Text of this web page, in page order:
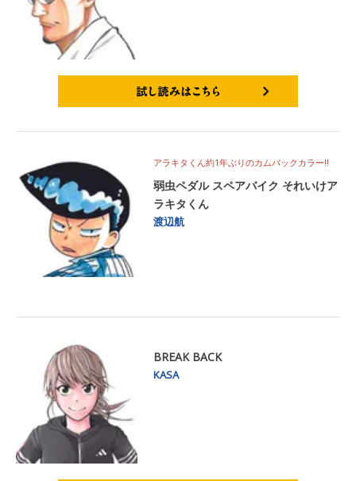
アラキタくん約1年ぶりのカムバックカラー‼
弱虫ペダル スペアバイク それいけア
ラキタくん
渡辺航
BREAK BACK
KASA